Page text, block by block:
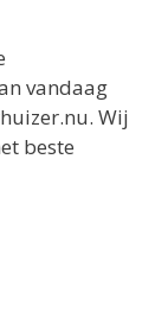
vandaag
Wij
beste